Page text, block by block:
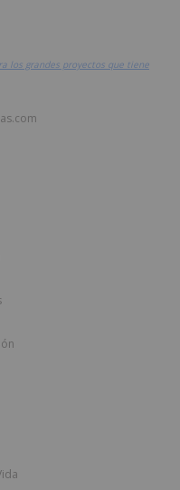
los grandes proyectos que tiene